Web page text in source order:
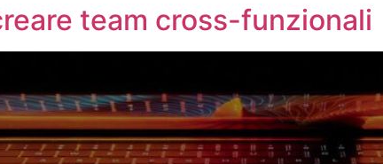
team cross-funzionali